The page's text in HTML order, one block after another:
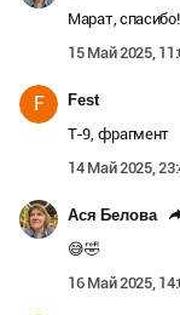
Марат,
15 Май 2025,
F Fest
Т-9, фрагмент
14 Май 2025,
Ася Белова
😅🤣
16 Май 2025,